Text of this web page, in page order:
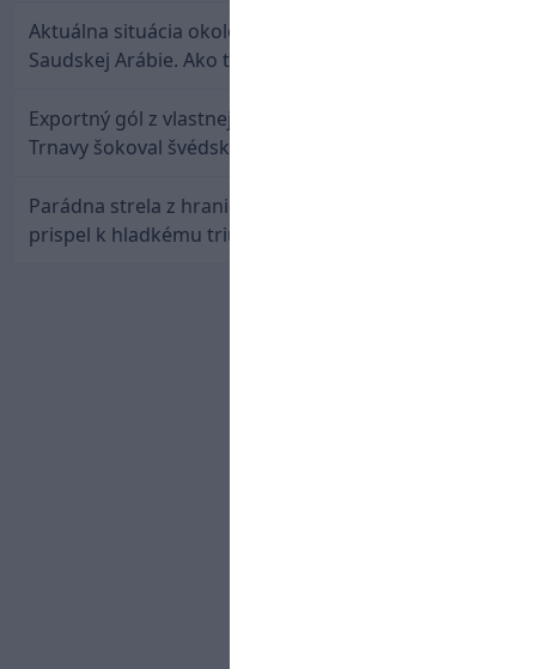
Aktuálna situácia okolo prestupu Haraslína do
Saudskej Arábie. Ako to je?
Exportný gól z vlastnej polovice: Bývalý útočník
Trnavy šokoval švédskeho giganta
Parádna strela z hranice šestnástky: Rusnák
prispel k hladkému triumfu Seattlu